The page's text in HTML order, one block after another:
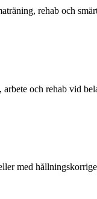
rehab och
och rehab vid
med